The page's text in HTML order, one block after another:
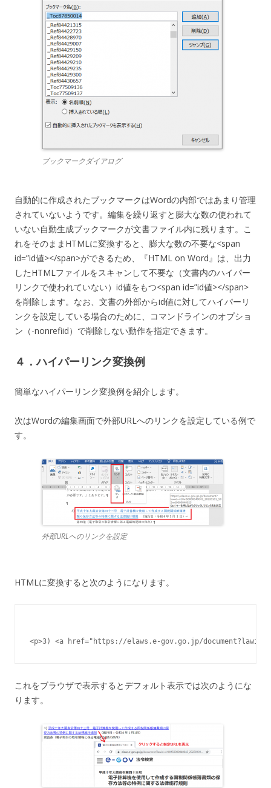
ブックマークダイアログ
自動的に作成されたブックマークはWordの内部ではあまり管理
されていないようです。編集を繰り返すと膨大な数の使われて
いない自動生成ブックマークが文書ファイル内に残ります。こ
れをそのままHTMLに変換すると、膨大な数の不要な<span
id=”id値></span>ができるため、『HTML on Word』は、出力
したHTMLファイルをスキャンして不要な（文書内のハイパー
リンクで使われていない）id値をもつ<span id=”id値></span>
を削除します。なお、文書の外部からid値に対してハイパーリ
ンクを設定している場合のために、コマンドラインのオプショ
ン（-nonrefiid）で削除しない動作を指定できます。
４．ハイパーリンク変換例
簡単なハイパーリンク変換例を紹介します。
次はWordの編集画面で外部URLへのリンクを設定している例で
す。
外部URLへのリンクを設定
HTMLに変換すると次のようになります。
<p>3) <a href="https://elaws.e-gov.go.jp/
これをブラウザで表示するとデフォルト表示では次のようにな
ります。